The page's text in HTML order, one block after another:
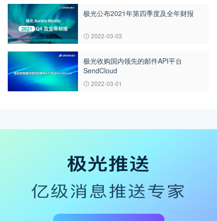
极光公布2021年第四季度及全年财报
2022-03-03
极光收购国内领先的邮件API平台
SendCloud
2022-03-01